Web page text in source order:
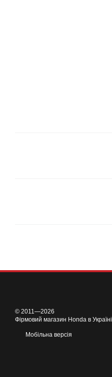
© 2011—2026
Фірмовий магазин Honda в Україні
Мобільна версія